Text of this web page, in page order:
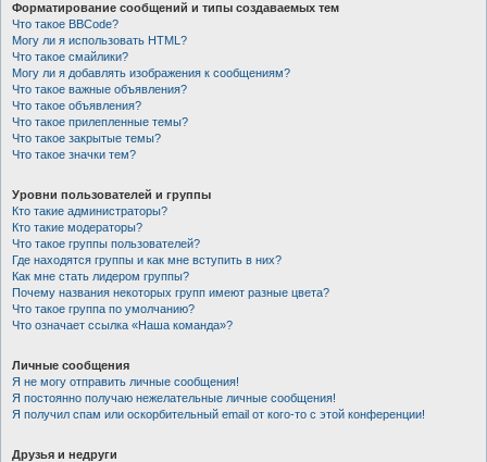
Форматирование сообщений и типы создаваемых тем
Что такое BBCode?
Могу ли я использовать HTML?
Что такое смайлики?
Могу ли я добавлять изображения к сообщениям?
Что такое важные объявления?
Что такое объявления?
Что такое прилепленные темы?
Что такое закрытые темы?
Что такое значки тем?
Уровни пользователей и группы
Кто такие администраторы?
Кто такие модераторы?
Что такое группы пользователей?
Где находятся группы и как мне вступить в них?
Как мне стать лидером группы?
Почему названия некоторых групп имеют разные цвета?
Что такое группа по умолчанию?
Что означает ссылка «Наша команда»?
Личные сообщения
Я не могу отправить личные сообщения!
Я постоянно получаю нежелательные личные сообщения!
Я получил спам или оскорбительный email от кого-то с этой конференции!
Друзья и недруги